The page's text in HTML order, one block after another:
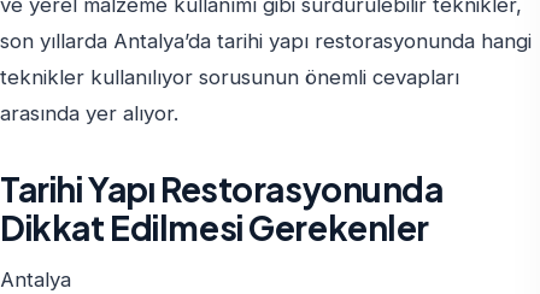
ve yerel malzeme kullanımı gibi sürdürülebilir teknikler,
son yıllarda Antalya’da tarihi yapı restorasyonunda hangi
teknikler kullanılıyor sorusunun önemli cevapları
arasında yer alıyor.
Tarihi Yapı Restorasyonunda
Dikkat Edilmesi Gerekenler
Antalya